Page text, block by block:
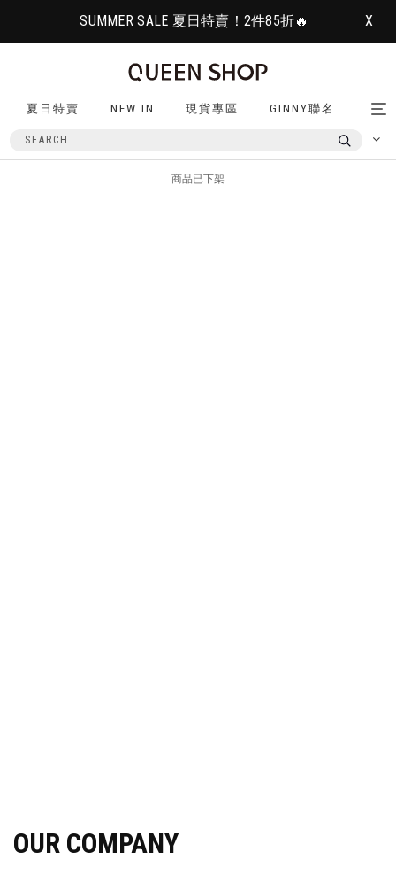
SUMMER SALE 夏日特賣！2件85折🔥 X
夏日特賣 NEW IN 現貨專區 GINNY聯名
商品已下架
OUR COMPANY